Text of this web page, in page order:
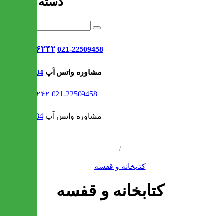
021-۹۱۳۰۶۲۴۲ 021-22509458
09302308484 مشاوره واتس آپ
021-۹۱۳۰۶۲۴۲ 021-22509458
09302308484 مشاوره واتس آپ
/
کتابخانه و قفسه
کتابخانه و قفسه